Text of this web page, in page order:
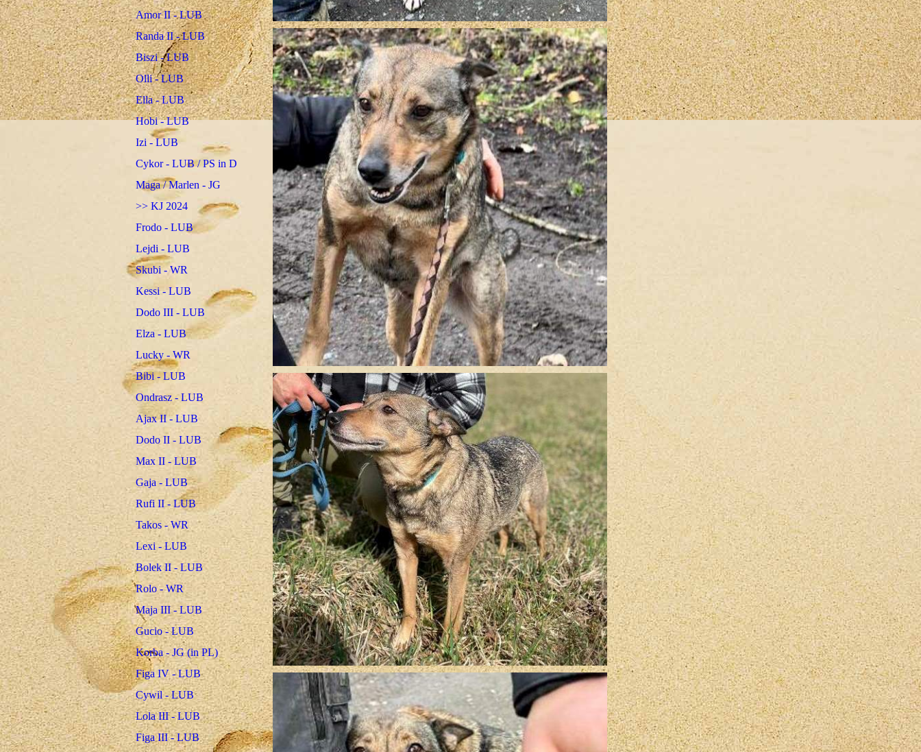
Amor II - LUB
Randa II - LUB
Biszi - LUB
Olli - LUB
Ella - LUB
Hobi - LUB
Izi - LUB
Cykor - LUB / PS in D
Maga / Marlen - JG
>> KJ 2024
Frodo - LUB
Lejdi - LUB
Skubi - WR
Kessi - LUB
Dodo III - LUB
Elza - LUB
Lucky - WR
Bibi - LUB
Ondrasz - LUB
Ajax II - LUB
Dodo II - LUB
Max II - LUB
Gaja - LUB
Rufi II - LUB
Takos - WR
Lexi - LUB
Bolek II - LUB
Rolo - WR
Maja III - LUB
Gucio - LUB
Korba - JG (in PL)
Figa IV - LUB
Cywil - LUB
Lola III - LUB
Figa III - LUB